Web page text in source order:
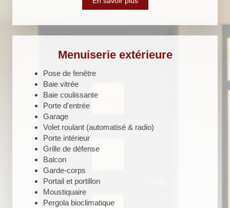
Menuiserie extérieure
Pose de fenêtre
Baie vitrée
Baie coulissante
Porte d'entrée
Garage
Volet roulant (automatisé & radio)
Porte intérieur
Grille de défense
Balcon
Garde-corps
Portail et portillon
Moustiquaire
Pergola bioclimatique